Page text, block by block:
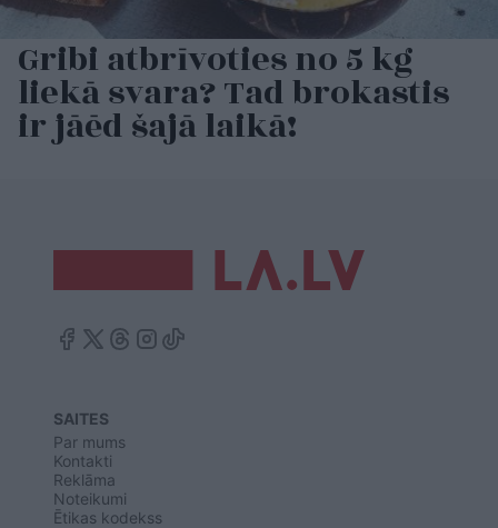
Gribi atbrīvoties no 5 kg
liekā svara? Tad brokastis
ir jāēd šajā laikā!
SAITES
Par mums
Kontakti
Reklāma
Noteikumi
Ētikas kodekss